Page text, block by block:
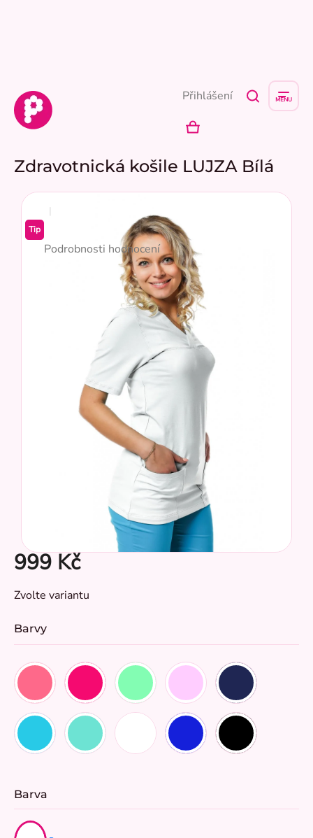
Přihlášení
NÁKUPNÍ
Zdravotnická košile LUJZA Bílá
Tip Průměrné
hodnocení
Podrobnosti hodnocení
999 Kč
Měrná
Zvolte variantu
Barvy
Barva